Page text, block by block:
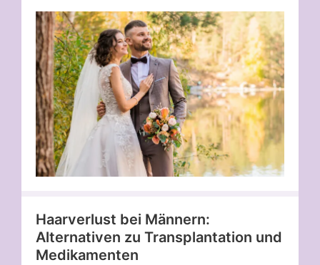
Haarverlust bei Männern:
Alternativen zu Transplantation und
Medikamenten